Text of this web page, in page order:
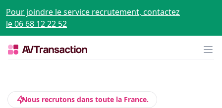
Pour joindre le service recrutement, contactez
le 06 68 12 22 52
Nous recrutons dans toute la France.